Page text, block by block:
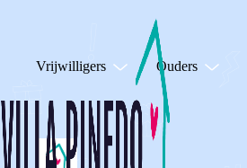
Vrijwilligers Ouders